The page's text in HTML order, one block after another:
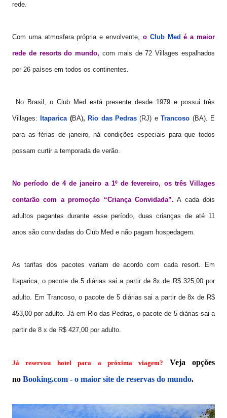
rede.
Com uma atmosfera própria e envolvente, o Club Med é a maior
rede de resorts do mundo, com mais de 72 Villages espalhados
por 26 países em todos os continentes.
No Brasil, o Club Med está presente desde 1979 e possui três
Villages: Itaparica(BA), Rio das Pedras (RJ) eTrancoso (BA). E
para as férias de janeiro, há condições especiais para que todos
possam curtir a temporada de verão.
No período de 4 de janeiro a 1º de fevereiro, os três Villages
contarão com a promoção “Criança Convidada”. A cada dois
adultos pagantes durante esse período, duas crianças de até 11
anos são convidadas do Club Med e não pagam hospedagem.
As tarifas dos pacotes variam de acordo com cada resort. Em
Itaparica, o pacote de 5 diárias sai a partir de 8x de R$ 325,00 por
adulto. Em Trancoso, o pacote de 5 diárias sai a partir de 8x de R$
453,00 por adulto. Já em Rio das Pedras, o pacote de 5 diárias sai a
partir de 8 x de R$ 427,00 por adulto.
Já reservou hotel para a próxima viagem? Veja opções
no Booking.com - o maior site de reservas do mundo.